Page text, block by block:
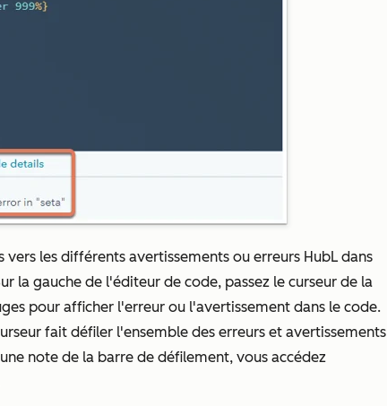
les différents avertissements ou erreurs HubL dans
la gauche de l'éditeur de code, passez le curseur de la
pour afficher l'erreur ou l'avertissement dans le code.
fait défiler l'ensemble des erreurs et avertissements
note de la barre de défilement, vous accédez